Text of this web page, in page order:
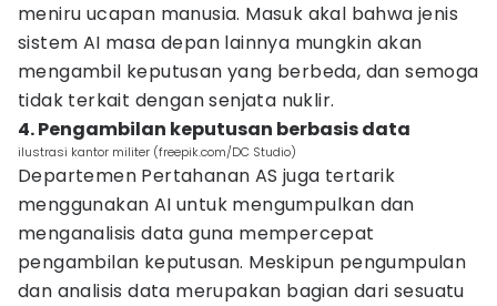
meniru ucapan manusia. Masuk akal bahwa jenis
sistem AI masa depan lainnya mungkin akan
mengambil keputusan yang berbeda, dan semoga
tidak terkait dengan senjata nuklir.
4. Pengambilan keputusan berbasis data
ilustrasi kantor militer (freepik.com/DC Studio)
Departemen Pertahanan AS juga tertarik
menggunakan AI untuk mengumpulkan dan
menganalisis data guna mempercepat
pengambilan keputusan. Meskipun pengumpulan
dan analisis data merupakan bagian dari sesuatu